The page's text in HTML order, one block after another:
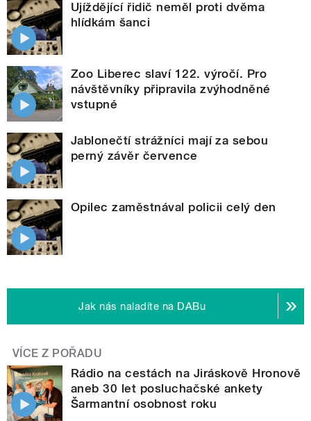
Ujíždějící řidič neměl proti dvěma
hlídkám šanci
Zoo Liberec slaví 122. výročí. Pro
návštěvníky připravila zvýhodněné
vstupné
Jablonečtí strážníci mají za sebou
perný závěr července
Opilec zaměstnával policii celý den
Jak nás naladíte na DABu
VÍCE Z POŘADU
Rádio na cestách na Jiráskově Hronově
aneb 30 let posluchačské ankety
Šarmantní osobnost roku